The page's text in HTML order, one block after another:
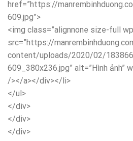
href=”https://
609.jpg”>
<img class=”alignnone size-full
src=”https://
content/uploads/2020/02/
609_380x236.jpg” alt=”Hình ảnh”
/></a></div></li>
</ul>
</div>
</div>
</div>